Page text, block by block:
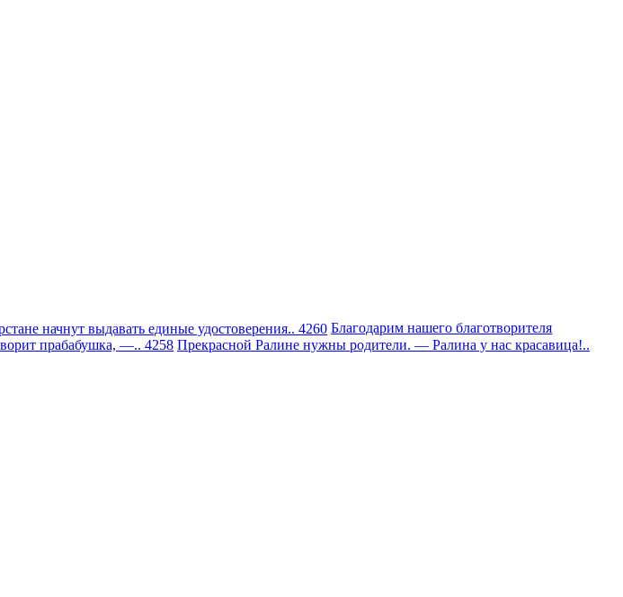
начнут выдавать единые удостоверения.. 4260 Благодарим нашего благотворителя
прабабушка, —.. 4258 Прекрасной Ралине нужны родители. — Ралина у нас красавица!..